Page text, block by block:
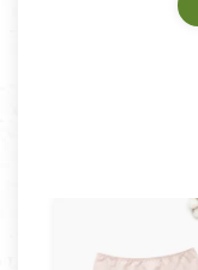
鑑賞期商品說明：
若您購買的商品
形者，除商品瑕
依消保法之規定
日)的服務，原則
瑕疵)，一般皆可